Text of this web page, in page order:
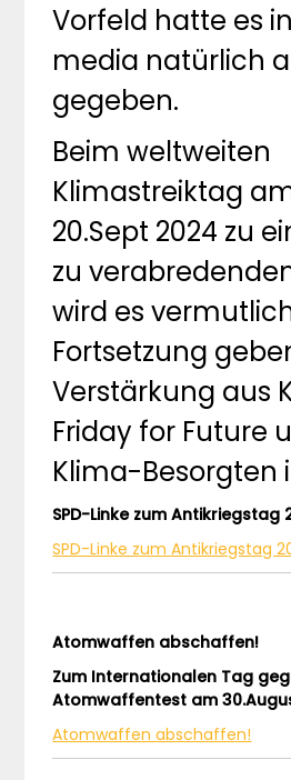
Vorfeld hatte es
media natürlich
gegeben.
Beim weltweiten
Klimastreiktag
20.Sept 2024 zu
zu
wird es
Fortsetzung
Verstärkung aus
Friday for Future
Klima-Besorgten
SPD-Linke zum Antikriegstag
SPD-Linke zum Antikriegstag
Atomwaffen abschaffen!
Zum Internationalen Tag
Atomwaffentest am
Atomwaffen abschaffen!